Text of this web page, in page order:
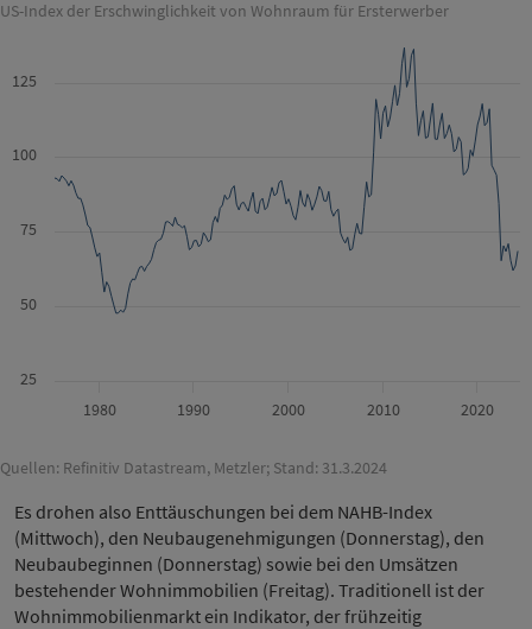
US-Index der Erschwinglichkeit von Wohnraum für Ersterwerber
1980 1990 2000 2010 2020
25
50
75
100
125
Quellen: Refinitiv Datastream, Metzler; Stand: 31.3.2024
Es drohen also Enttäuschungen bei dem NAHB-Index
(Mittwoch), den Neubaugenehmigungen (Donnerstag), den
Neubaubeginnen (Donnerstag) sowie bei den Umsätzen
bestehender Wohnimmobilien (Freitag). Traditionell ist der
Wohnimmobilienmarkt ein Indikator, der frühzeitig